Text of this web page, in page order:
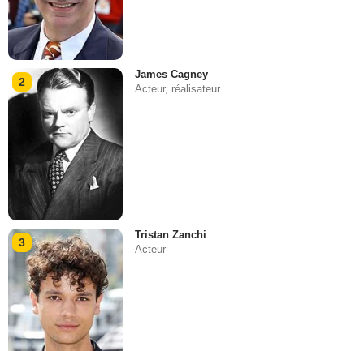
2
James Cagney
Acteur, réalisateur
3
Tristan Zanchi
Acteur